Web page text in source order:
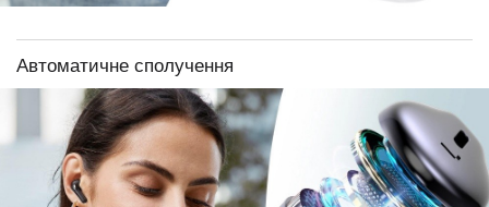
Автоматичне сполучення